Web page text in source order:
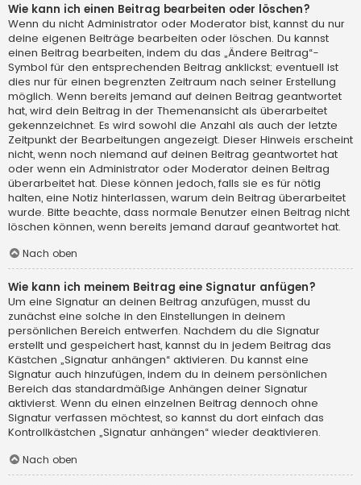
Wie kann ich einen Beitrag bearbeiten oder löschen?
Wenn du nicht Administrator oder Moderator bist, kannst du nur
deine eigenen Beiträge bearbeiten oder löschen. Du kannst
einen Beitrag bearbeiten, indem du das „Ändere Beitrag“-
Symbol für den entsprechenden Beitrag anklickst; eventuell ist
dies nur für einen begrenzten Zeitraum nach seiner Erstellung
möglich. Wenn bereits jemand auf deinen Beitrag geantwortet
hat, wird dein Beitrag in der Themenansicht als überarbeitet
gekennzeichnet. Es wird sowohl die Anzahl als auch der letzte
Zeitpunkt der Bearbeitungen angezeigt. Dieser Hinweis erscheint
nicht, wenn noch niemand auf deinen Beitrag geantwortet hat
oder wenn ein Administrator oder Moderator deinen Beitrag
überarbeitet hat. Diese können jedoch, falls sie es für nötig
halten, eine Notiz hinterlassen, warum dein Beitrag überarbeitet
wurde. Bitte beachte, dass normale Benutzer einen Beitrag nicht
löschen können, wenn bereits jemand darauf geantwortet hat.
Nach oben
Wie kann ich meinem Beitrag eine Signatur anfügen?
Um eine Signatur an deinen Beitrag anzufügen, musst du
zunächst eine solche in den Einstellungen in deinem
persönlichen Bereich entwerfen. Nachdem du die Signatur
erstellt und gespeichert hast, kannst du in jedem Beitrag das
Kästchen „Signatur anhängen“ aktivieren. Du kannst eine
Signatur auch hinzufügen, indem du in deinem persönlichen
Bereich das standardmäßige Anhängen deiner Signatur
aktivierst. Wenn du einen einzelnen Beitrag dennoch ohne
Signatur verfassen möchtest, so kannst du dort einfach das
Kontrollkästchen „Signatur anhängen“ wieder deaktivieren.
Nach oben